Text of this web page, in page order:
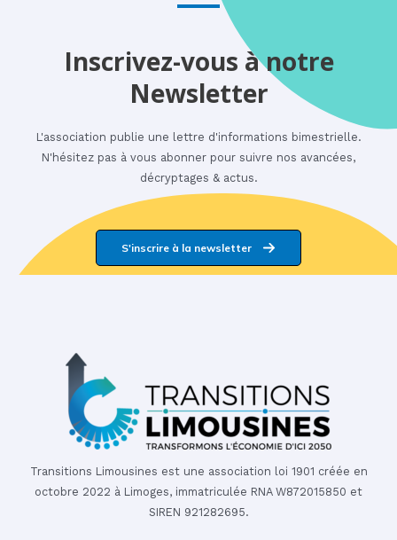
Inscrivez-vous à notre
Newsletter
L'association publie une lettre d'informations bimestrielle.
N'hésitez pas à vous abonner pour suivre nos avancées,
décryptages & actus.
S'inscrire à la newsletter
Transitions Limousines est une association loi 1901 créée en
octobre 2022 à Limoges, immatriculée RNA W872015850 et
SIREN 921282695.